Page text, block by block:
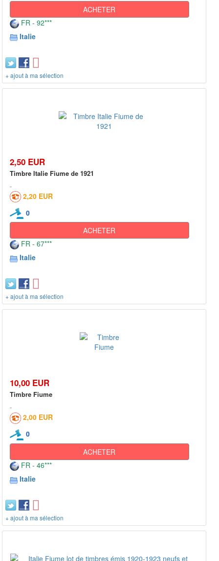
ACHETER
FR - 92***
Italie
+ ajout à ma sélection
2,50 EUR
Timbre Italie Fiume de 1921
2,20 EUR
0
ACHETER
FR - 67***
Italie
+ ajout à ma sélection
10,00 EUR
Timbre Fiume
2,00 EUR
0
ACHETER
FR - 46***
Italie
+ ajout à ma sélection